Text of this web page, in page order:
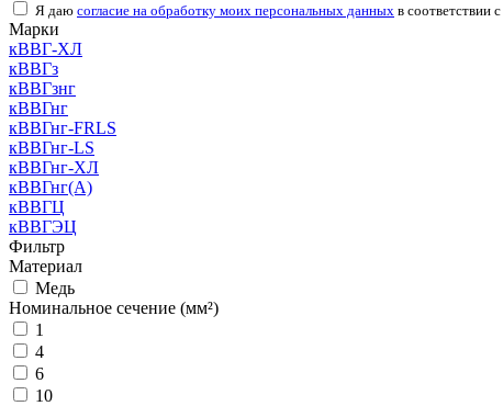
Я даю согласие на обработку моих персональных данных в соответствии с
Марки
кВВГ-ХЛ
кВВГз
кВВГзнг
кВВГнг
кВВГнг-FRLS
кВВГнг-LS
кВВГнг-ХЛ
кВВГнг(А)
кВВГЦ
кВВГЭЦ
Фильтр
Материал
Медь
Номинальное сечение (мм²)
1
4
6
10